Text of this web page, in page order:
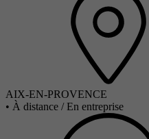
AIX-EN-PROVENCE
• À distance / En entreprise